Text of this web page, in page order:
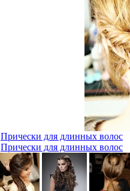
Прически для длинных волос
Прически для длинных волос